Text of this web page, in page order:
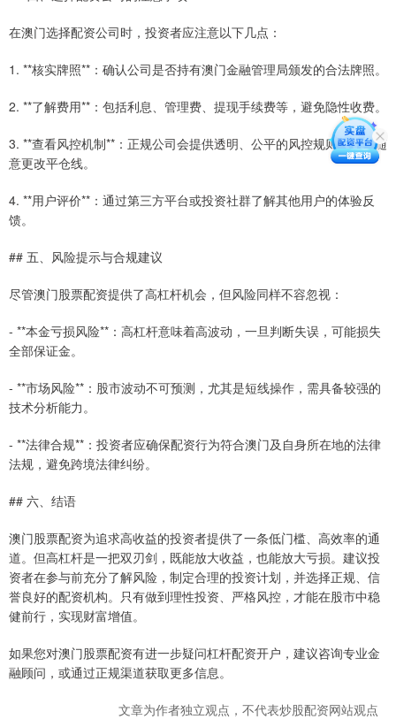
在澳门选择配资公司时，投资者应注意以下几点：
1. **核实牌照**：确认公司是否持有澳门金融管理局颁发的合法牌照。
2. **了解费用**：包括利息、管理费、提现手续费等，避免隐性收费。
3. **查看风控机制**：正规公司会提供透明、公平的风控规则，而非随
意更改平仓线。
4. **用户评价**：通过第三方平台或投资社群了解其他用户的体验反
馈。
## 五、风险提示与合规建议
尽管澳门股票配资提供了高杠杆机会，但风险同样不容忽视：
- **本金亏损风险**：高杠杆意味着高波动，一旦判断失误，可能损失
全部保证金。
- **市场风险**：股市波动不可预测，尤其是短线操作，需具备较强的
技术分析能力。
- **法律合规**：投资者应确保配资行为符合澳门及自身所在地的法律
法规，避免跨境法律纠纷。
## 六、结语
澳门股票配资为追求高收益的投资者提供了一条低门槛、高效率的通
道。但高杠杆是一把双刃剑，既能放大收益，也能放大亏损。建议投
资者在参与前充分了解风险，制定合理的投资计划，并选择正规、信
誉良好的配资机构。只有做到理性投资、严格风控，才能在股市中稳
健前行，实现财富增值。
如果您对澳门股票配资有进一步疑问杠杆配资开户，建议咨询专业金
融顾问，或通过正规渠道获取更多信息。
文章为作者独立观点，不代表炒股配资网站观点